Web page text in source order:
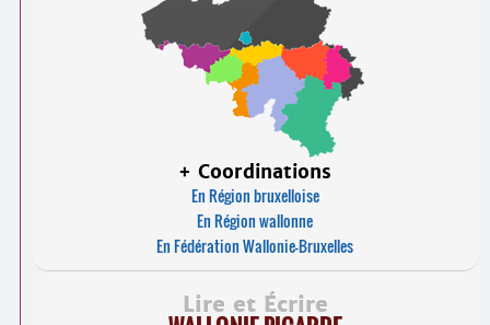
+ Coordinations
En Région bruxelloise
En Région wallonne
En Fédération Wallonie-Bruxelles
Lire et Écrire